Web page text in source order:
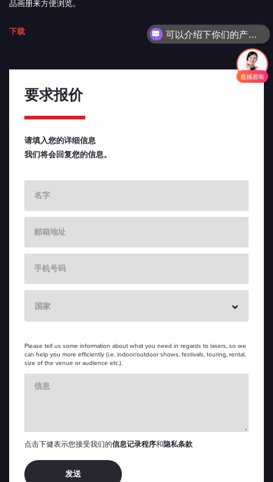
品画册来方便浏览。
下载
要求报价
请填入您的详细信息
我们将会回复您的信息。
国家
Please tell us some information about what you need in regards to lasers, so we
can help you more efficiently (i.e. indoor/outdoor shows, festivals, touring, rental,
size of the venue or audience etc.).
点击下健表示您接受我们的信息记录程序和 隐私条款
可以介绍下你们的产品么？